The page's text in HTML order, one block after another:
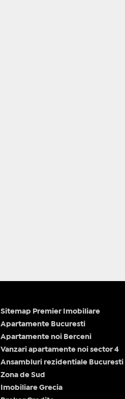
Sitemap Premier Imobiliare
Apartamente Bucuresti
Apartamente noi Berceni
Vanzari apartamente noi sector 4
Ansambluri rezidentiale Bucuresti
Zona de Sud
Imobiliare Grecia